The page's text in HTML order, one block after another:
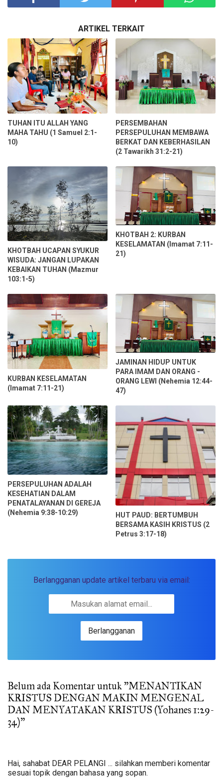
ARTIKEL TERKAIT
TUHAN ITU ALLAH YANG
MAHA TAHU (1 Samuel 2:1-
10)
PERSEMBAHAN
PERSEPULUHAN MEMBAWA
BERKAT DAN KEBERHASILAN
(2 Tawarikh 31:2-21)
KHOTBAH UCAPAN SYUKUR
WISUDA: JANGAN LUPAKAN
KEBAIKAN TUHAN (Mazmur
103:1-5)
KHOTBAH 2: KURBAN
KESELAMATAN (Imamat 7:11-
21)
KURBAN KESELAMATAN
(Imamat 7:11-21)
JAMINAN HIDUP UNTUK
PARA IMAM DAN ORANG -
ORANG LEWI (Nehemia 12:44-
47)
PERSEPULUHAN ADALAH
KESEHATIAN DALAM
PENATALAYANAN DI GEREJA
(Nehemia 9:38-10:29)
HUT PAUD: BERTUMBUH
BERSAMA KASIH KRISTUS (2
Petrus 3:17-18)
Berlangganan update artikel terbaru via email:
Belum ada Komentar untuk "MENANTIKAN
KRISTUS DENGAN MAKIN MENGENAL
DAN MENYATAKAN KRISTUS (Yohanes 1:29-
34)"
Hai, sahabat DEAR PELANGI ... silahkan memberi komentar
sesuai topik dengan bahasa yang sopan.